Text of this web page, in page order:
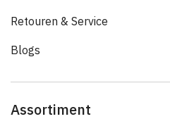
Retouren & Service
Blogs
Assortiment